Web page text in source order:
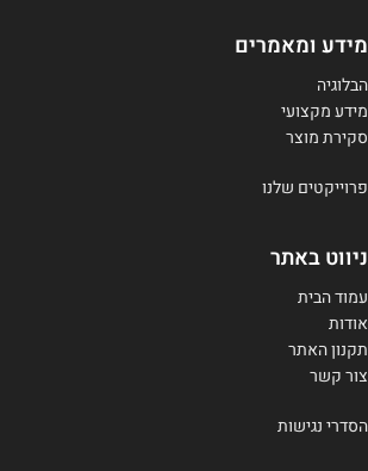
מידע ומאמרים
הבלוגיה
מידע מקצועי
סקירת מוצר
פרוייקטים שלנו
ניווט באתר
עמוד הבית
אודות
תקנון האתר
צור קשר
הסדרי נגישות